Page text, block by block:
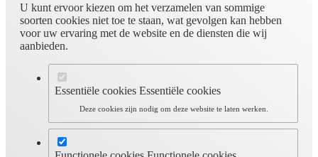
U kunt ervoor kiezen om het verzamelen van sommige
soorten cookies niet toe te staan, wat gevolgen kan hebben
voor uw ervaring met de website en de diensten die wij
aanbieden.
Essentiële cookies Essentiële cookies
Deze cookies zijn nodig om deze website te laten werken.